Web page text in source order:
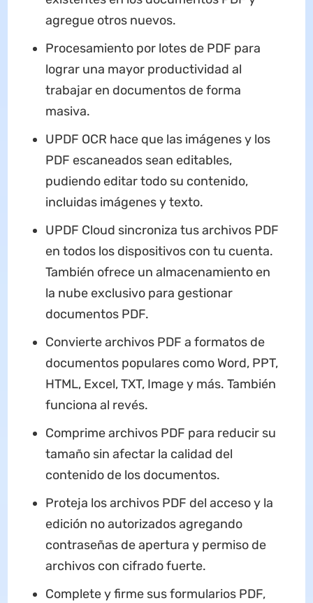
agregue otros nuevos.
Procesamiento por lotes de PDF para
lograr una mayor productividad al
trabajar en documentos de forma
masiva.
UPDF OCR hace que las imágenes y los
PDF escaneados sean editables,
pudiendo editar todo su contenido,
incluidas imágenes y texto.
UPDF Cloud sincroniza tus archivos PDF
en todos los dispositivos con tu cuenta.
También ofrece un almacenamiento en
la nube exclusivo para gestionar
documentos PDF.
Convierte archivos PDF a formatos de
documentos populares como Word, PPT,
HTML, Excel, TXT, Image y más. También
funciona al revés.
Comprime archivos PDF para reducir su
tamaño sin afectar la calidad del
contenido de los documentos.
Proteja los archivos PDF del acceso y la
edición no autorizados agregando
contraseñas de apertura y permiso de
archivos con cifrado fuerte.
Complete y firme sus formularios PDF,